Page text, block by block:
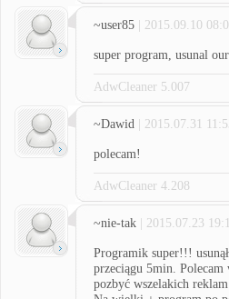
~user85 | 2015.09.10
super program, usunal
AdwCleaner 5.007
~Dawid | 2015.07.31
polecam!
AdwCleaner 4.208
~nie-tak | 2015.07.23 19:11
Programik super!!!
przeciągu 5min.
pozbyć wszelakich